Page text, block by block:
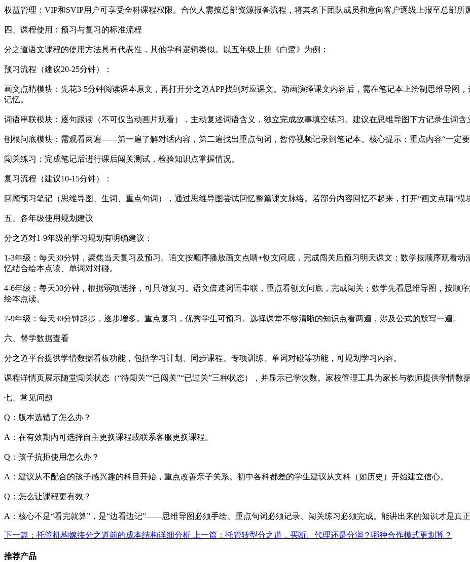
权益管理：VIP和SVIP用户可享受全科课程权限。合伙人需按总部资源报备流程，将其名下团队成员和意向客户逐级上报至总部所
四、课程使用：预习与复习的标准流程
分之道语文课程的使用方法具有代表性，其他学科逻辑类似。以五年级上册《白鹭》为例：
预习流程（建议20-25分钟）：
画文点睛模块：先花3-5分钟阅读课本原文，再打开分之道APP找到对应课文。动画演绎课文内容后，需在笔记本上绘制思维导
记忆。
词语串联模块：逐句跟读（不可仅当动画片观看），主动复述词语含义，独立完成故事填空练习。建议在思维导图下方记录生词含
刨根问底模块：需观看两遍——第一遍了解对话内容，第二遍找出重点句词，暂停视频记录到笔记本。核心提示：重点内容“一定要
闯关练习：完成笔记后进行课后闯关测试，检验知识点掌握情况。
复习流程（建议10-15分钟）：
回顾预习笔记（思维导图、生词、重点句词），通过思维导图尝试回忆整篇课文脉络。若部分内容回忆不起来，打开“画文点睛”模
五、各年级使用规划建议
分之道对1-9年级的学习规划有明确建议：
1-3年级：每天30分钟，聚焦当天复习及预习。语文按顺序播放画文点睛+刨文问底，完成闯关后预习明天课文；数学按顺序观看
忆结合绘本点读、单词对对碰。
4-6年级：每天30分钟，根据弱项选择，可只做复习。语文倍速词语串联，重点看刨文问底，完成闯关；数学先看思维导图，按顺
绘本点读。
7-9年级：每天30分钟起步，逐步增多。重点复习，优秀学生可预习。选择课堂不够清晰的知识点看两遍，涉及公式的默写一遍。
六、督学数据查看
分之道平台提供学情数据看板功能，包括学习计划、同步课程、专项训练、单词对碰等功能，可规划学习内容。
课程详情页展示随堂闯关状态（“待闯关”“已闯关”“已过关”三种状态），并显示已学次数。家校管理工具为家长与教师提供学情数
七、常见问题
Q：版本选错了怎么办？
A：在有效期内可选择自主更换课程或联系客服更换课程。
Q：孩子抗拒使用怎么办？
A：建议从不配合的孩子感兴趣的科目开始，重点改善亲子关系。初中各科都差的学生建议从文科（如历史）开始建立信心。
Q：怎么让课程更有效？
A：核心不是“看完就算”，是“边看边记”——思维导图必须手绘、重点句词必须记录、闯关练习必须完成。能讲出来的知识才是真正
下一篇：托管机构嫁接分之道前的成本结构详细分析 上一篇：托管转型分之道，买断、代理还是分润？哪种合作模式更划算？
推荐产品